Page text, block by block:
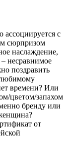
с
сюрпризом
наслаждение,
– несравнимое
поздравить
любимому
времени? Или
цветом/запахом
бренду или
от